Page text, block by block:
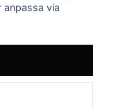
anpassa via